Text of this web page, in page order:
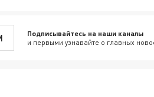
Подписывайтесь на наши каналы
и первыми узнавайте о главных